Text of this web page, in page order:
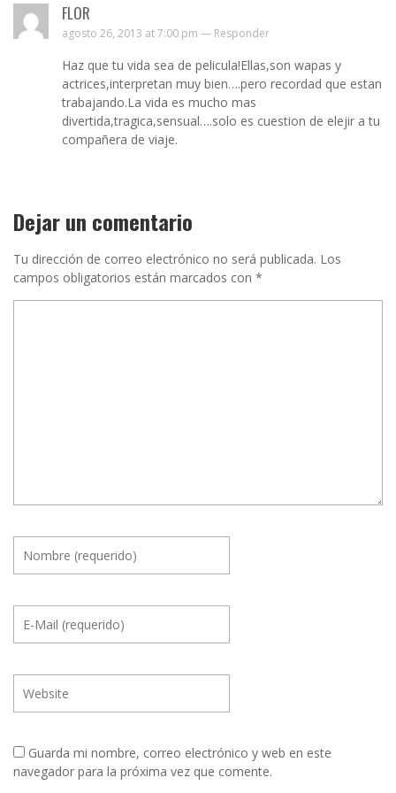
FLOR
agosto 26, 2013 at 7:00 pm — Responder
Haz que tu vida sea de pelicula!Ellas,son wapas y
actrices,interpretan muy bien….pero recordad que estan
trabajando.La vida es mucho mas
divertida,tragica,sensual….solo es cuestion de elejir a tu
compañera de viaje.
Dejar un comentario
Tu dirección de correo electrónico no será publicada. Los
campos obligatorios están marcados con *
Guarda mi nombre, correo electrónico y web en este
navegador para la próxima vez que comente.